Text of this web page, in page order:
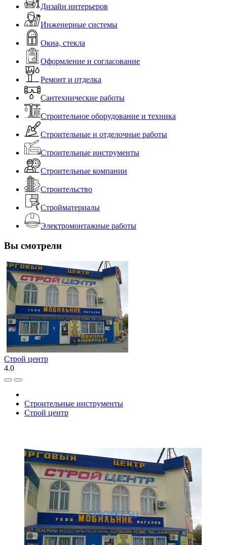
Дизайн интерьеров
Инженерные системы
Окна, стекла
Оформление и согласование
Ремонт и отделка
Сантехнические работы
Строительное оборудование и техника
Строительные и отделочные работы
Строительные инструменты
Строительные компании
Строительство
Стройматериалы
Электромонтажные работы
Вы смотрели
Строй центр
4.0
Строительные инструменты
Строй центр